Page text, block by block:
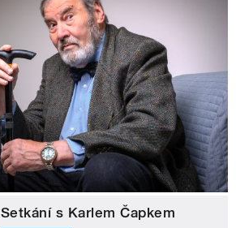
Setkání s Karlem Čapkem